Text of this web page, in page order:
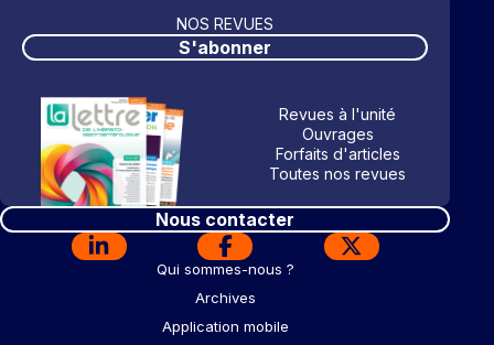
NOS REVUES
S'abonner
Revues à l'unité
Ouvrages
Forfaits d'articles
Toutes nos revues
Nous contacter
Qui sommes-nous ?
Archives
Application mobile